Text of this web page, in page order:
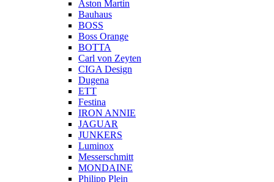
Aston Martin
Bauhaus
BOSS
Boss Orange
BOTTA
Carl von Zeyten
CIGA Design
Dugena
ETT
Festina
IRON ANNIE
JAGUAR
JUNKERS
Luminox
Messerschmitt
MONDAINE
Philipp Plein